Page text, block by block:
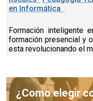
en Informática
Formación inteligente
formación presencial y
esta revolucionando el
¿Como elegir